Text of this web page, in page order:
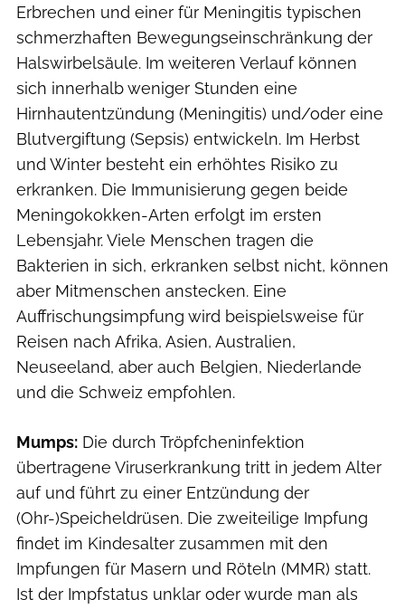
Erbrechen und einer für Meningitis typischen
schmerzhaften Bewegungseinschränkung der
Halswirbelsäule. Im weiteren Verlauf können
sich innerhalb weniger Stunden eine
Hirnhautentzündung (Meningitis) und/oder eine
Blutvergiftung (Sepsis) entwickeln. Im Herbst
und Winter besteht ein erhöhtes Risiko zu
erkranken. Die Immunisierung gegen beide
Meningokokken-Arten erfolgt im ersten
Lebensjahr. Viele Menschen tragen die
Bakterien in sich, erkranken selbst nicht, können
aber Mitmenschen anstecken. Eine
Auffrischungsimpfung wird beispielsweise für
Reisen nach Afrika, Asien, Australien,
Neuseeland, aber auch Belgien, Niederlande
und die Schweiz empfohlen.
Mumps: Die durch Tröpfcheninfektion
übertragene Viruserkrankung tritt in jedem Alter
auf und führt zu einer Entzündung der
(Ohr-)Speicheldrüsen. Die zweiteilige Impfung
findet im Kindesalter zusammen mit den
Impfungen für Masern und Röteln (MMR) statt.
Ist der Impfstatus unklar oder wurde man als